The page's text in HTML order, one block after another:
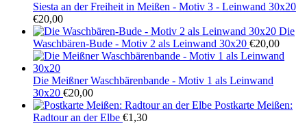
Siesta an der Freiheit in Meißen - Motiv 3 - Leinwand 30x20
€20,00
Die
Waschbären-Bude - Motiv 2 als Leinwand 30x20 €20,00
Die Meißner Waschbärenbande - Motiv 1 als Leinwand
30x20 €20,00
Postkarte Meißen:
Radtour an der Elbe €1,30